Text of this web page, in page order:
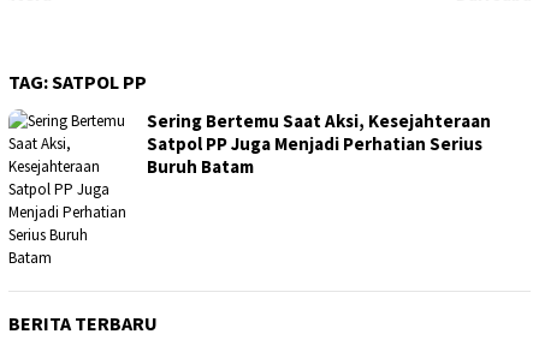
TAG:SATPOL PP
Sering Bertemu Saat Aksi, Kesejahteraan
Satpol PP Juga Menjadi Perhatian Serius
Buruh Batam
BERITA TERBARU